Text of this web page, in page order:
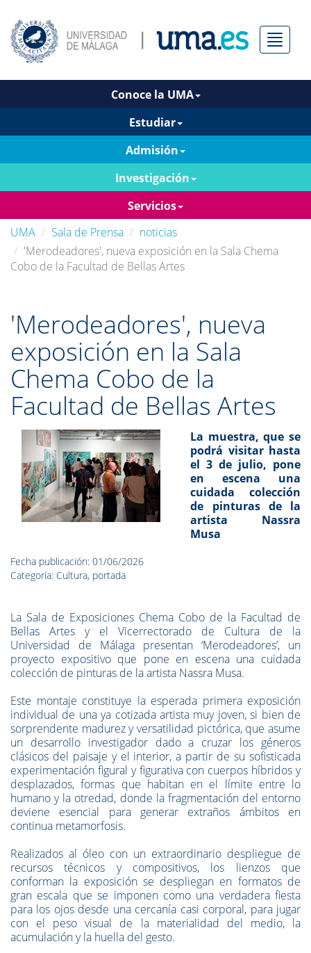
Menú
Conoce la UMA
Estudiar
Admisión
Investigación
Servicios
UMA
Sala de Prensa
noticias
'Merodeadores', nueva exposición en la Sala Chema
Cobo de la Facultad de Bellas Artes
'Merodeadores', nueva
exposición en la Sala
Chema Cobo de la
Facultad de Bellas Artes
La muestra, que se
podrá visitar hasta
el 3 de julio, pone
en escena una
cuidada colección
de pinturas de la
artista Nassra
Musa
Fecha publicación: 01/06/2026
Categoría: Cultura, portada
La Sala de Exposiciones Chema Cobo de la Facultad de
Bellas Artes y el Vicerrectorado de Cultura de la
Universidad de Málaga presentan ‘Merodeadores’, un
proyecto expositivo que pone en escena una cuidada
colección de pinturas de la artista Nassra Musa.
Este montaje constituye la esperada primera exposición
individual de una ya cotizada artista muy joven, si bien de
sorprendente madurez y versatilidad pictórica, que asume
un desarrollo investigador dado a cruzar los géneros
clásicos del paisaje y el interior, a partir de su sofisticada
experimentación figural y figurativa con cuerpos híbridos y
desplazados, formas que habitan en el límite entre lo
humano y la otredad, donde la fragmentación del entorno
deviene esencial para generar extraños ámbitos en
continua metamorfosis.
Realizados al óleo con un extraordinario despliegue de
recursos técnicos y compositivos, los lienzos que
conforman la exposición se despliegan en formatos de
gran escala que se imponen como una verdadera fiesta
para los ojos desde una cercanía casi corporal, para jugar
con el peso visual de la materialidad del medio, la
acumulación y la huella del gesto.